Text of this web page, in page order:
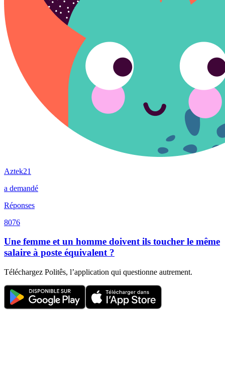
Aztek21
a demandé
Réponses
8076
Une femme et un homme doivent ils toucher le même
salaire à poste équivalent ?
Téléchargez Politês, l’application qui questionne autrement.